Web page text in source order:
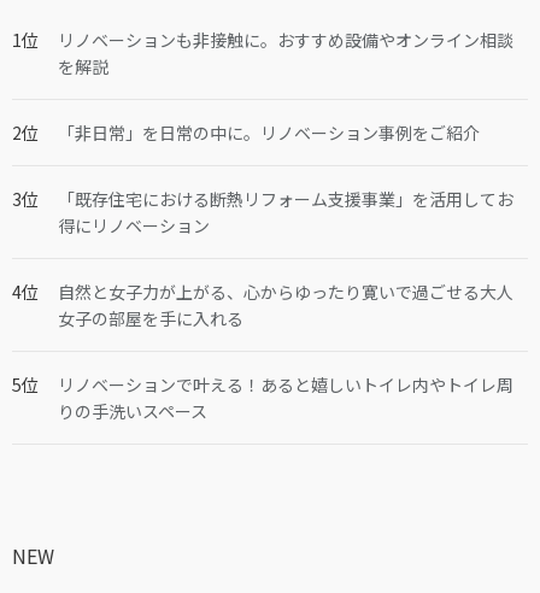
リノベーションも非接触に。おすすめ設備やオンライン相談
を解説
「非日常」を日常の中に。リノベーション事例をご紹介
「既存住宅における断熱リフォーム支援事業」を活用してお
得にリノベーション
自然と女子力が上がる、心からゆったり寛いで過ごせる大人
女子の部屋を手に入れる
リノベーションで叶える！あると嬉しいトイレ内やトイレ周
りの手洗いスペース
NEW